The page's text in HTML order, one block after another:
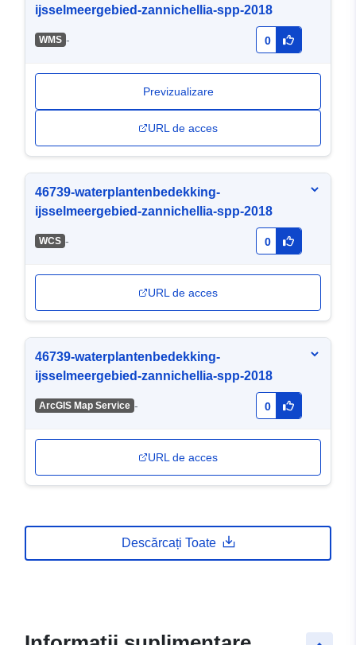
ijsselmeergebied-zannichellia-spp-2018
WMS - 0
Previzualizare
URL de acces
46739-waterplantenbedekking-
ijsselmeergebied-zannichellia-spp-2018
WCS - 0
URL de acces
46739-waterplantenbedekking-
ijsselmeergebied-zannichellia-spp-2018
ArcGIS Map Service - 0
URL de acces
Descărcați Toate